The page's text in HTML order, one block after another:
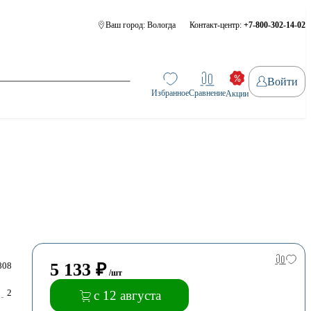
Ваш город: Вологда Контакт-центр: +7-800-302-14-02
ИзбранноеСравнениеАкции
Войти
2
5 133 ₽ /шт
с 12 августа